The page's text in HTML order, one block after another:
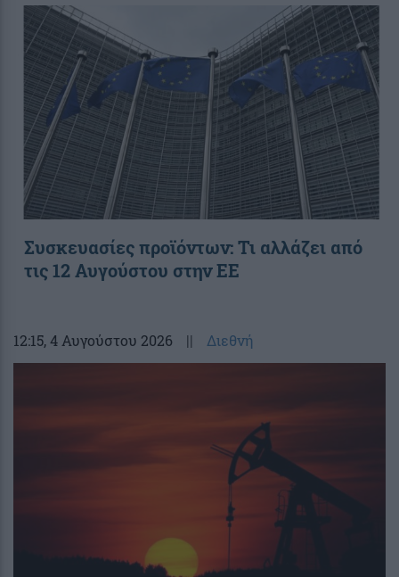
Συσκευασίες προϊόντων: Τι αλλάζει από
τις 12 Αυγούστου στην ΕΕ
12:15, 4 Αυγούστου 2026 || Διεθνή